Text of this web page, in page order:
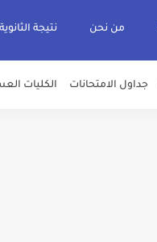
من نحن نتيجة
جداول الامتحانات الكليات